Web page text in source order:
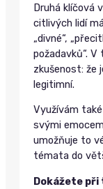
Druhá klíčová
citlivých lidí
„divné“,
požadavků“.
zkušenost: že
legitimní.
Využívám
svými
umožňuje to
témata do
Dokážete při